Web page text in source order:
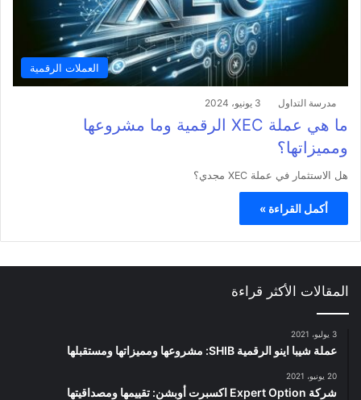
العملات الرقمية
مدرسة التداول 3 يونيو، 2024
ما هي عملة XEC الرقمية وما مشروعها
ومميزاتها؟
هل الاستثمار في عملة XEC مجدي؟
أكمل القراءة »
المقالات الأكثر قراءة
3 يوليو، 2021
عملة شيبا اينو الرقمية SHIB: مشروعها ومميزاتها ومستقبلها
20 يونيو، 2021
شركة Expert Option اكسبرت أوبشن: تقييمها ومصداقيتها